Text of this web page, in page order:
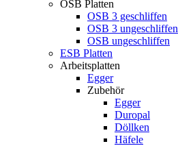
OSB Platten
OSB 3 geschliffen
OSB 3 ungeschliffen
OSB ungeschliffen
ESB Platten
Arbeitsplatten
Egger
Zubehör
Egger
Duropal
Döllken
Häfele